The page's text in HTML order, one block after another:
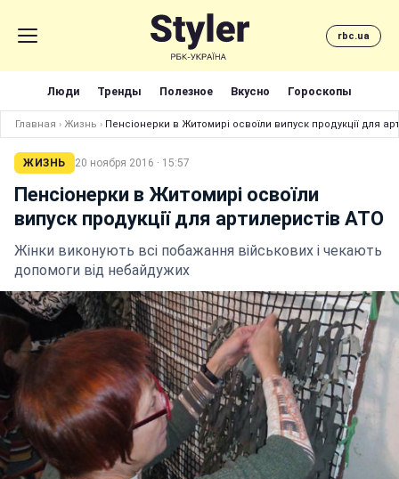
rbc.ua
Люди Тренды Полезное Вкусно Гороскопы
Главная › Жизнь › Пенсіонерки в Житомирі освоїли випуск продукції для
ЖИЗНЬ 20 ноября 2016 · 15:57
Пенсіонерки в Житомирі освоїли
випуск продукції для артилеристів АТО
Жінки виконують всі побажання військових і чекають
допомоги від небайдужих